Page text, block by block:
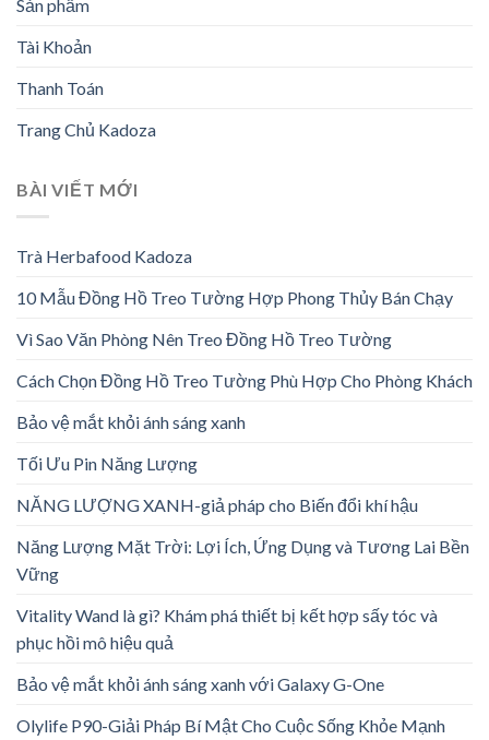
Sản phẩm
Tài Khoản
Thanh Toán
Trang Chủ Kadoza
BÀI VIẾT MỚI
Trà Herbafood Kadoza
10 Mẫu Đồng Hồ Treo Tường Hợp Phong Thủy Bán Chạy
Vì Sao Văn Phòng Nên Treo Đồng Hồ Treo Tường
Cách Chọn Đồng Hồ Treo Tường Phù Hợp Cho Phòng Khách
Bảo vệ mắt khỏi ánh sáng xanh
Tối Ưu Pin Năng Lượng
NĂNG LƯỢNG XANH-giả pháp cho Biến đổi khí hậu
Năng Lượng Mặt Trời: Lợi Ích, Ứng Dụng và Tương Lai Bền
Vững
Vitality Wand là gì? Khám phá thiết bị kết hợp sấy tóc và
phục hồi mô hiệu quả
Bảo vệ mắt khỏi ánh sáng xanh với Galaxy G-One
Olylife P90-Giải Pháp Bí Mật Cho Cuộc Sống Khỏe Mạnh